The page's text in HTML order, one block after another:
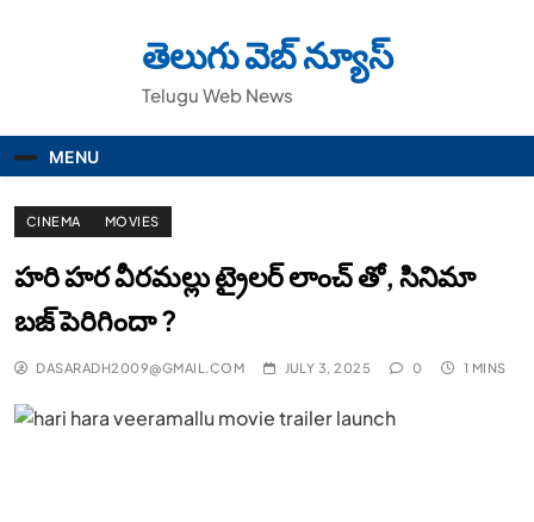
తెలుగు వెబ్ న్యూస్
Telugu Web News
MENU
CINEMA MOVIES
హరి హర వీరమల్లు ట్రైలర్ లాంచ్ తో, సినిమా
బ‌జ్ పెరిగిందా ?
DASARADH2009@GMAIL.COM JULY 3, 2025 0 1 MINS